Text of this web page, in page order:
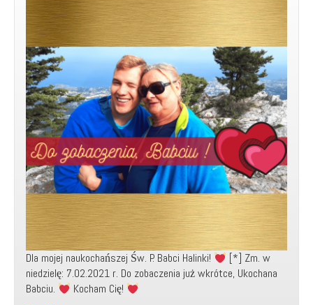
Dla mojej naukochańszej Św. P. Babci Halinki!
[*] Zm. w
niedzielę: 7.02.2021 r. Do zobaczenia już wkrótce, Ukochana
Babciu.
Kocham Cię!